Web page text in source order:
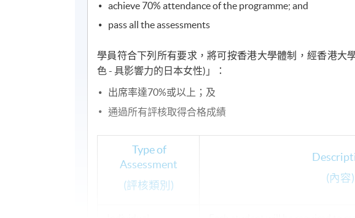
achieve 70% attendance of the programme; and
pass all the assessments
學員符合下列所有要求，將可按香港大學體制，經香港大
色 - 具影響力的日本女性)」：
出席率達70%或以上；及
通過所有評核取得合格成績
Type of
Assessment
(評核類別)
(內容)